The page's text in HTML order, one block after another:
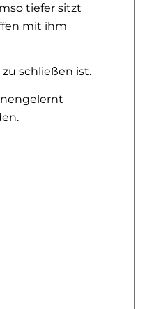
tiefer sitzt
mit ihm
schließen ist.